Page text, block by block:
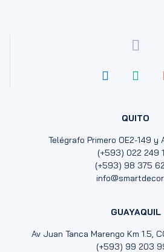
QUITO
Telégrafo Primero OE2-149 y
(+593) 022 249
(+593) 98 375
GUAYAQUIL
Av Juan Tanca Marengo Km 1.5,
(+593) 99 203